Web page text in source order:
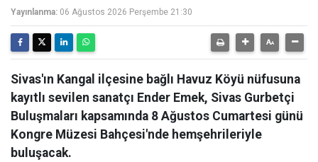
Yayınlanma: 06 Ağustos 2026 Perşembe 21:30
Sivas'ın Kangal ilçesine bağlı Havuz Köyü nüfusuna
kayıtlı sevilen sanatçı Ender Emek, Sivas Gurbetçi
Buluşmaları kapsamında 8 Ağustos Cumartesi günü
Kongre Müzesi Bahçesi'nde hemşehrileriyle
buluşacak.